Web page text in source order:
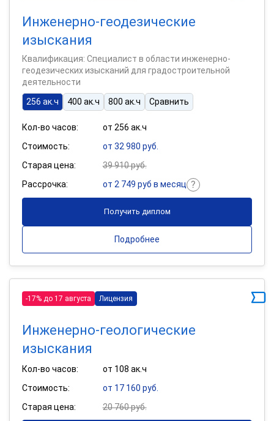
Инженерно-геодезические
изыскания
Квалификация: Специалист в области инженерно-
геодезических изысканий для градостроительной
деятельности
256 ак.ч
400 ак.ч 800 ак.ч Сравнить
Кол-во часов:
от 256 ак.ч
Стоимость:
от 32 980 руб.
Старая цена:
39 910 руб.
Рассрочка:
от 2 749 руб в месяц
Получить диплом
Подробнее
-17% до 17 августа Лицензия
Инженерно-геологические
изыскания
Кол-во часов:
от 108 ак.ч
Стоимость:
от 17 160 руб.
Старая цена:
20 760 руб.